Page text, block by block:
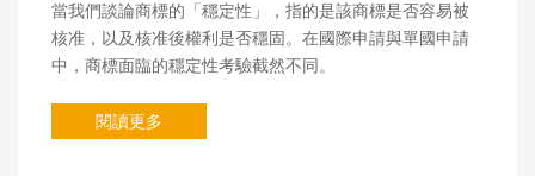
當我們談論商標的「穩定性」，指的是該商標是否容易被
核准，以及核准後權利是否穩固。在國際申請與單國申請
中，商標面臨的穩定性考驗截然不同。
閱讀更多